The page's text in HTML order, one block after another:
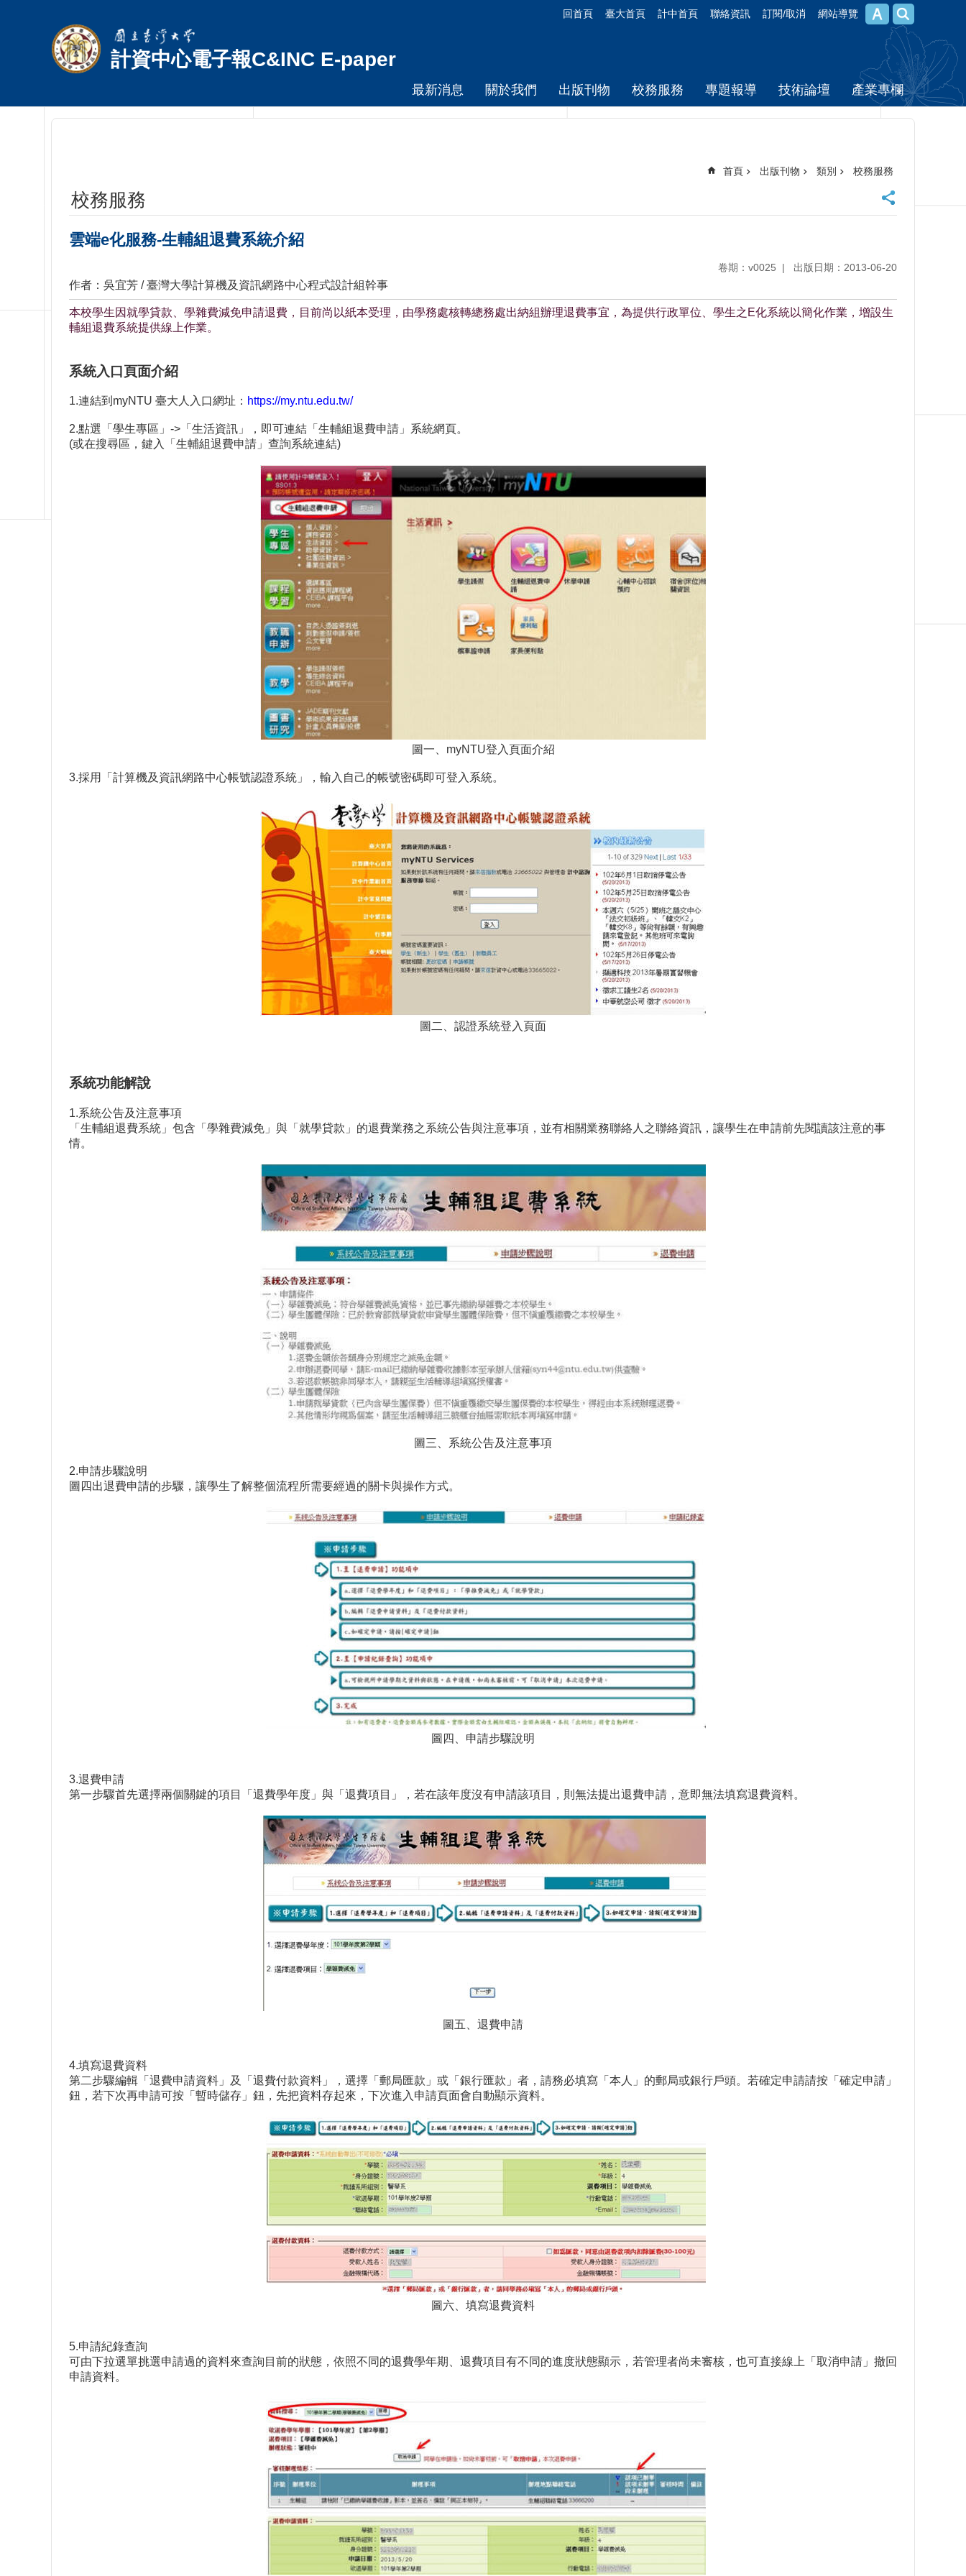
回首頁 臺大首頁 計中首頁 聯絡資訊 訂閱/取消 網站導覽
計資中心電子報C&INC E-paper
最新消息 關於我們 出版刊物 校務服務 專題報導 技術論壇 產業專欄
首頁 出版刊物 類別 校務服務
校務服務
雲端e化服務-生輔組退費系統介紹
卷期：v0025 出版日期：2013-06-20
作者：吳宜芳 / 臺灣大學計算機及資訊網路中心程式設計組幹事
本校學生因就學貸款、學雜費減免申請退費，目前尚以紙本受理，由學務處核轉總務處出納組辦理退費事宜，為提供行政單位、學生之E化系統以簡化作業，增設生
輔組退費系統提供線上作業。
系統入口頁面介紹
1.連結到myNTU 臺大人入口網址： https://my.ntu.edu.tw/
2.點選「學生專區」->「生活資訊」，即可連結「生輔組退費申請」系統網頁。
(或在搜尋區，鍵入「生輔組退費申請」查詢系統連結)
圖一、myNTU登入頁面介紹
3.採用「計算機及資訊網路中心帳號認證系統」，輸入自己的帳號密碼即可登入系統。
圖二、認證系統登入頁面
系統功能解說
1.系統公告及注意事項
「生輔組退費系統」包含「學雜費減免」與「就學貸款」的退費業務之系統公告與注意事項，並有相關業務聯絡人之聯絡資訊，讓學生在申請前先閱讀該注意的事
情。
圖三、系統公告及注意事項
2.申請步驟說明
圖四出退費申請的步驟，讓學生了解整個流程所需要經過的關卡與操作方式。
圖四、申請步驟說明
3.退費申請
第一步驟首先選擇兩個關鍵的項目「退費學年度」與「退費項目」，若在該年度沒有申請該項目，則無法提出退費申請，意即無法填寫退費資料。
圖五、退費申請
4.填寫退費資料
第二步驟編輯「退費申請資料」及「退費付款資料」，選擇「郵局匯款」或「銀行匯款」者，請務必填寫「本人」的郵局或銀行戶頭。若確定申請請按「確定申請」
鈕，若下次再申請可按「暫時儲存」鈕，先把資料存起來，下次進入申請頁面會自動顯示資料。
圖六、填寫退費資料
5.申請紀錄查詢
可由下拉選單挑選申請過的資料來查詢目前的狀態，依照不同的退費學年期、退費項目有不同的進度狀態顯示，若管理者尚未審核，也可直接線上「取消申請」撤回
申請資料。